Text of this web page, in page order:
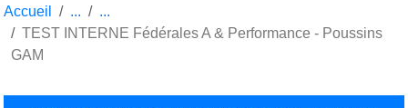
Accueil
TEST INTERNE Fédérales A & Performance - Poussins
GAM